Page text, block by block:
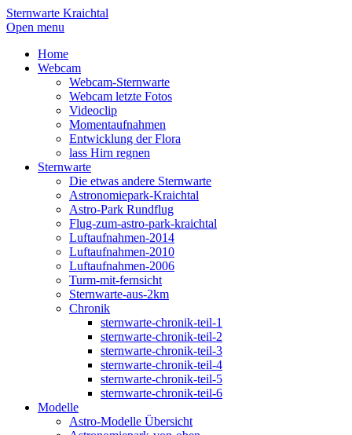
Sternwarte Kraichtal
Open menu
Home
Webcam
Webcam-Sternwarte
Webcam letzte Fotos
Videoclip
Momentaufnahmen
Entwicklung der Flora
lass Hirn regnen
Sternwarte
Die etwas andere Sternwarte
Astronomiepark-Kraichtal
Astro-Park Rundflug
Flug-zum-astro-park-kraichtal
Luftaufnahmen-2014
Luftaufnahmen-2010
Luftaufnahmen-2006
Turm-mit-fernsicht
Sternwarte-aus-2km
Chronik
sternwarte-chronik-teil-1
sternwarte-chronik-teil-2
sternwarte-chronik-teil-3
sternwarte-chronik-teil-4
sternwarte-chronik-teil-5
sternwarte-chronik-teil-6
Modelle
Astro-Modelle Übersicht